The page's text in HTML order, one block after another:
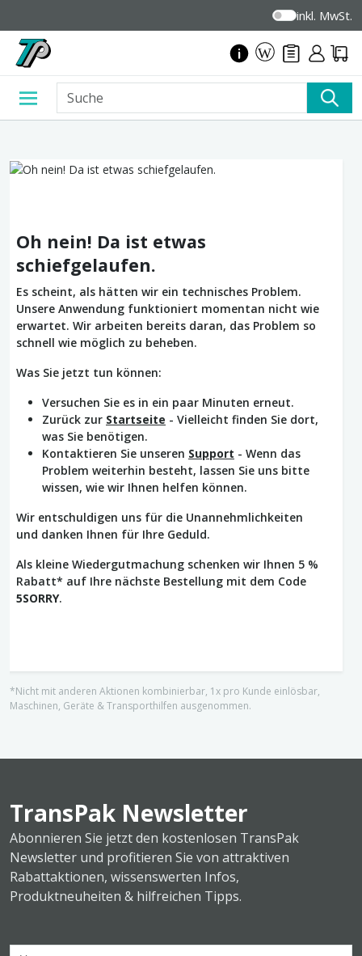
inkl. MwSt.
Oh nein! Da ist etwas
schiefgelaufen.
Es scheint, als hätten wir ein technisches Problem.
Unsere Anwendung funktioniert momentan nicht wie
erwartet. Wir arbeiten bereits daran, das Problem so
schnell wie möglich zu beheben.
Was Sie jetzt tun können:
Versuchen Sie es in ein paar Minuten erneut.
Zurück zur Startseite - Vielleicht finden Sie dort,
was Sie benötigen.
Kontaktieren Sie unseren Support - Wenn das
Problem weiterhin besteht, lassen Sie uns bitte
wissen, wie wir Ihnen helfen können.
Wir entschuldigen uns für die Unannehmlichkeiten
und danken Ihnen für Ihre Geduld.
Als kleine Wiedergutmachung schenken wir Ihnen 5 %
Rabatt* auf Ihre nächste Bestellung mit dem Code
5SORRY.
*Nicht mit anderen Aktionen kombinierbar, 1x pro Kunde einlösbar,
Maschinen, Geräte & Transporthilfen ausgenommen.
TransPak Newsletter
Abonnieren Sie jetzt den kostenlosen TransPak
Newsletter und profitieren Sie von attraktiven
Rabattaktionen, wissenswerten Infos,
Produktneuheiten & hilfreichen Tipps.